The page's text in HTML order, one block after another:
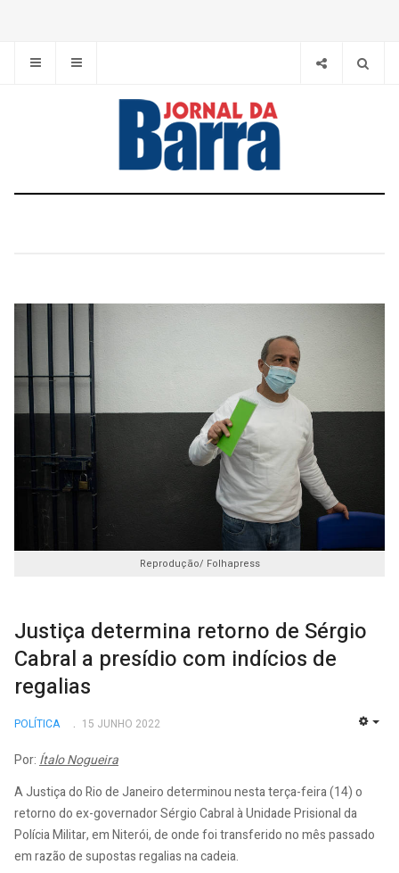
Reprodução/ Folhapress
Justiça determina retorno de Sérgio
Cabral a presídio com indícios de
regalias
POLÍTICA 15 JUNHO 2022
Por:Ítalo Nogueira
A Justiça do Rio de Janeiro determinou nesta terça-feira (14) o
retorno do ex-governador Sérgio Cabral à Unidade Prisional da
Polícia Militar, em Niterói, de onde foi transferido no mês passado
em razão de supostas regalias na cadeia.